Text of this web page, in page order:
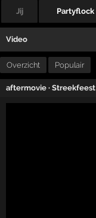
Jij Partyflock
Video
Overzicht Populair
aftermovie ·Streekfeest